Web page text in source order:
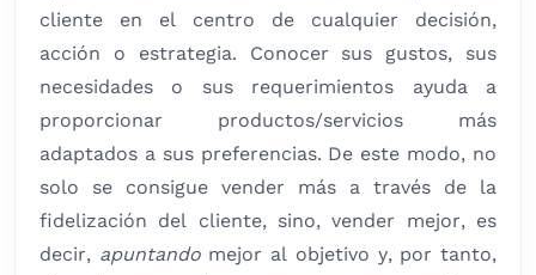
cliente en el centro de cualquier decisión,
acción o estrategia. Conocer sus gustos, sus
necesidades o sus requerimientos ayuda a
proporcionar productos/servicios más
adaptados a sus preferencias. De este modo, no
solo se consigue vender más a través de la
fidelización del cliente, sino, vender mejor, es
decir, apuntando mejor al objetivo y, por tanto,